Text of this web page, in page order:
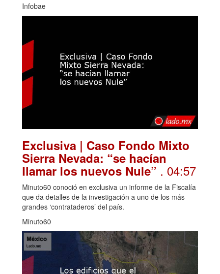
Infobae
Exclusiva | Caso Fondo Mixto
Sierra Nevada: “se hacían
llamar los nuevos Nule” . 04:57
Minuto60 conoció en exclusiva un informe de la Fiscalía
que da detalles de la investigación a uno de los más
grandes ‘contrataderos’ del país.
Minuto60